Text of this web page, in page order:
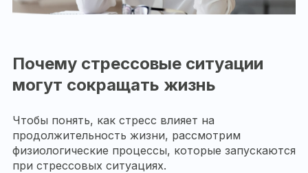
Почему стрессовые ситуации
могут сокращать жизнь
Чтобы понять, как стресс влияет на
продолжительность жизни, рассмотрим
физиологические процессы, которые запускаются
при стрессовых ситуациях.